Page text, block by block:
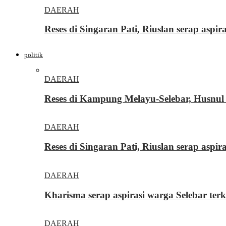
DAERAH
Reses di Singaran Pati, Riuslan serap
politik
DAERAH
Reses di Kampung Melayu-Selebar,
DAERAH
Reses di Singaran Pati, Riuslan serap
DAERAH
Kharisma serap aspirasi warga Selebar
DAERAH